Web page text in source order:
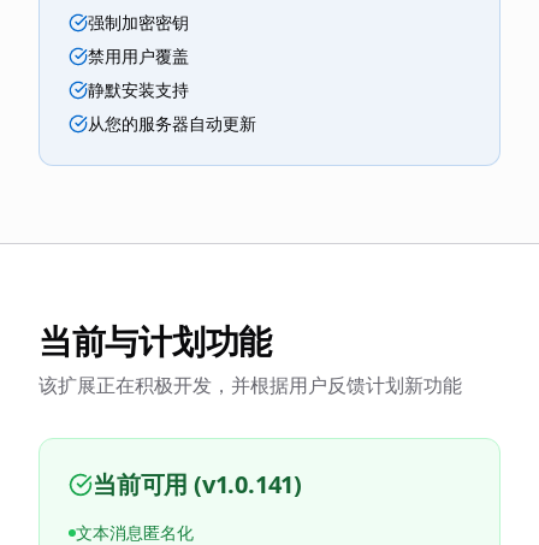
强制加密密钥
禁用用户覆盖
静默安装支持
从您的服务器自动更新
当前与计划功能
该扩展正在积极开发，并根据用户反馈计划新功能
当前可用 (v1.0.141)
文本消息匿名化